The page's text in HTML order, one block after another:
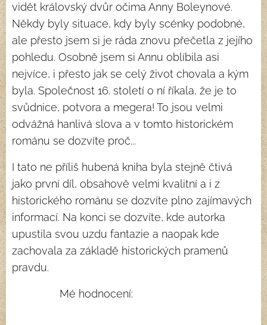
vidět královský dvůr očima Anny Boleynové.
Někdy byly situace, kdy byly scénky podobné,
ale přesto jsem si je ráda znovu přečetla z jejího
pohledu. Osobně jsem si Annu oblíbila asi
nejvíce, i přesto jak se celý život chovala a kým
byla. Společnost 16. století o ní říkala, že je to
svůdnice, potvora a megera! To jsou velmi
odvážná hanlivá slova a v tomto historickém
románu se dozvíte proč...
I tato ne příliš hubená kniha byla stejně čtivá
jako první díl, obsahově velmi kvalitní a i z
historického románu se dozvíte plno zajímavých
informací. Na konci se dozvíte, kde autorka
upustila svou uzdu fantazie a naopak kde
zachovala za základě historických pramenů
pravdu.
Mé hodnocení: ⭐⭐⭐⭐⭐